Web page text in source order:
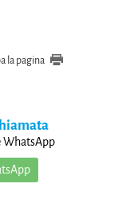
la pagina